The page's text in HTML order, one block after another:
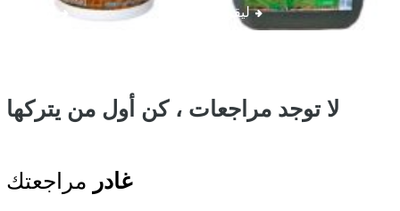
ليقرأ
لا توجد مراجعات ، كن أول من يتركها
غادر مراجعتك